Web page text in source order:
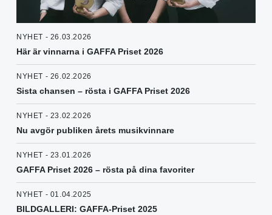
NYHET - 26.03.2026
Här är vinnarna i GAFFA Priset 2026
NYHET - 26.02.2026
Sista chansen – rösta i GAFFA Priset 2026
NYHET - 23.02.2026
Nu avgör publiken årets musikvinnare
NYHET - 23.01.2026
GAFFA Priset 2026 – rösta på dina favoriter
NYHET - 01.04.2025
BILDGALLERI: GAFFA-Priset 2025